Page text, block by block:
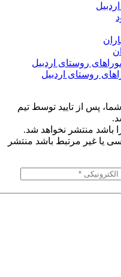
پس از تایید توسط تیم
باشد منتشر نخواهد شد.
یا غیر مرتبط باشد منتشر